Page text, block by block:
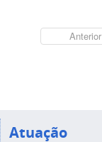
Anterior
Atuação